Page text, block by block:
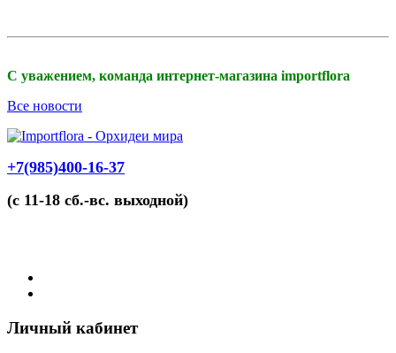
С уважением, команда интернет-магазина importflora
Все новости
+7(985)400-16-37
(с 11-18 сб.-вс. выходной)
Личный кабинет